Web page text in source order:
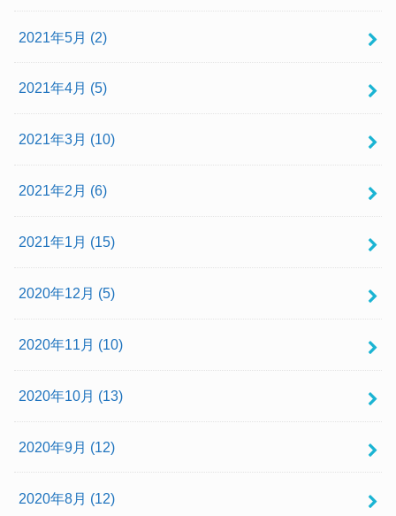
2021年5月 (2)
2021年4月 (5)
2021年3月 (10)
2021年2月 (6)
2021年1月 (15)
2020年12月 (5)
2020年11月 (10)
2020年10月 (13)
2020年9月 (12)
2020年8月 (12)